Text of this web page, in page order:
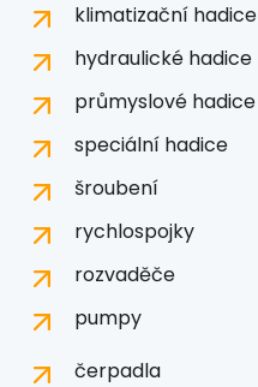
klimatizační hadice
hydraulické hadice
průmyslové hadice
speciální hadice
šroubení
rychlospojky
rozvaděče
pumpy
čerpadla